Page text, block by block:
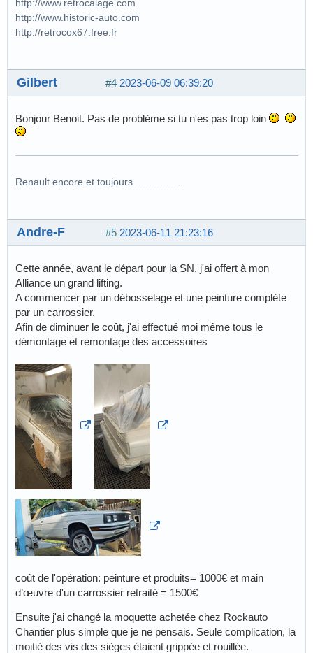
http://www.retrocalage.com
http://www.historic-auto.com
http://retrocox67.free.fr
#4 2023-06-09 06:39:20
Gilbert
Bonjour Benoit. Pas de problème si tu n'es pas trop loin
Renault encore et toujours.................
#5 2023-06-11 21:23:16
Andre-F
Cette année, avant le départ pour la SN, j'ai offert à mon
Alliance un grand lifting.
A commencer par un débosselage et une peinture complète
par un carrossier.
Afin de diminuer le coût, j'ai effectué moi même tous le
démontage et remontage des accessoires
coût de l'opération: peinture et produits= 1000€ et main
d’œuvre d'un carrossier retraité = 1500€
Ensuite j'ai changé la moquette achetée chez Rockauto
Chantier plus simple que je ne pensais. Seule complication, la
moitié des vis des sièges étaient grippée et rouillée.